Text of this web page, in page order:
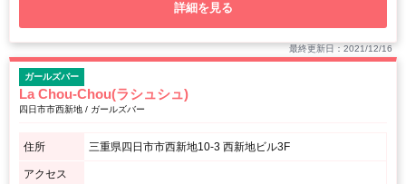
詳細を見る
最終更新日：2021/12/16
ガールズバー
La Chou-Chou(ラシュシュ)
四日市市西新地 / ガールズバー
住所 三重県四日市市西新地10-3 西新地ビル3F
アクセス